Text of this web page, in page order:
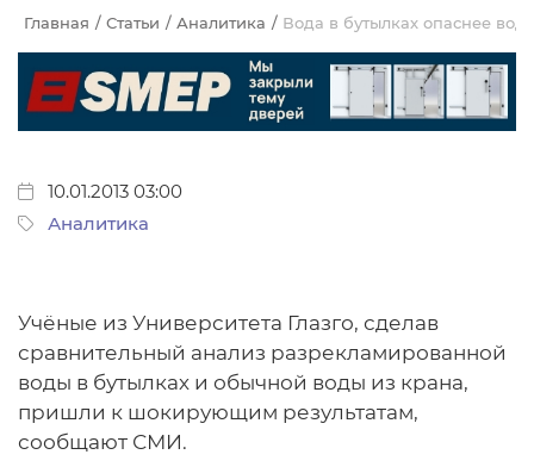
Главная Статьи Аналитика Вода в бутылках опаснее
10.01.2013 03:00
Аналитика
Учёные из Университета Глазго, сделав
сравнительный анализ разрекламированной
воды в бутылках и обычной воды из крана,
пришли к шокирующим результатам,
сообщают СМИ.